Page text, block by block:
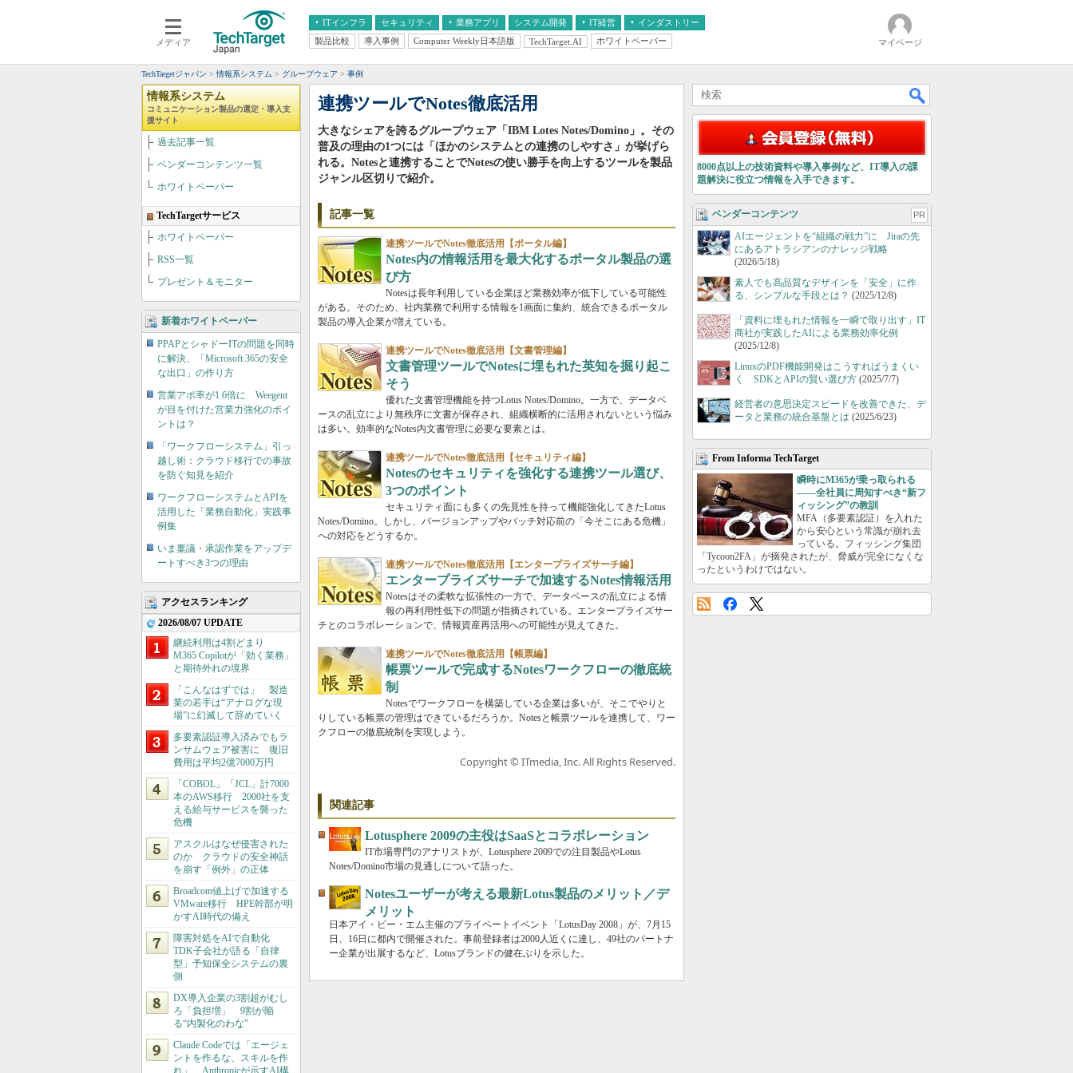
メディア
ITインフラ
クラウド
サーバ＆ストレージ
スマートモバイル
ネットワーク
システム運用管理
セキュリティ 業務アプリ
エンタープライズAI
ERP
データ分析
CX
情報系システム
システム開発 IT経営
経営とIT
インダストリー
医療IT
製品比較 導入事例 Computer Weekly日本語版 TechTarget.AI ホワイトペーパー マイページ
TechTargetジャパン 情報系システム グループウェア 事例
情報系システム
コミュニケーション製品の選定・導入支
援サイト
過去記事一覧
ベンダーコンテンツ一覧
ホワイトペーパー
TechTargetサービス
ホワイトペーパー
RSS一覧
プレゼント＆モニター
新着ホワイトペーパー
PPAPとシャドーITの問題を同時
に解決、「Microsoft 365の安全
な出口」の作り方
営業アポ率が1.6倍に Weegent
が目を付けた営業力強化のポイ
ントは？
「ワークフローシステム」引っ
越し術：クラウド移行での事故
を防ぐ知見を紹介
ワークフローシステムとAPIを
活用した「業務自動化」実践事
例集
いま稟議・承認作業をアップデ
ートすべき3つの理由
アクセスランキング
2026/08/07 UPDATE
継続利用は4割どまり
M365 Copilotが「効く業務」
と期待外れの境界
「こんなはずでは」 製造
業の若手は“アナログな現
場”に幻滅して辞めていく
多要素認証導入済みでもラ
ンサムウェア被害に 復旧
費用は平均2億7000万円
「COBOL」「JCL」計7000
本のAWS移行 2000社を支
える給与サービスを襲った
危機
アスクルはなぜ侵害された
のか クラウドの安全神話
を崩す「例外」の正体
Broadcom値上げで加速する
VMware移行 HPE幹部が明
かすAI時代の備え
障害対処をAIで自動化
TDK子会社が語る「自律
型」予知保全システムの裏
側
DX導入企業の3割超がむし
ろ「負担増」 9割が陥
る“内製化のわな”
Claude Codeでは「エージェ
ントを作るな、スキルを作
れ」 Anthropicが示すAI構
連携ツールでNotes徹底活用
大きなシェアを誇るグループウェア「IBM Lotes Notes/Domino」。その
普及の理由の1つには「ほかのシステムとの連携のしやすさ」が挙げら
れる。Notesと連携することでNotesの使い勝手を向上するツールを製品
ジャンル区切りで紹介。
記事一覧
連携ツールでNotes徹底活用【ポータル編】
Notes内の情報活用を最大化するポータル製品の選
び方
Notesは長年利用している企業ほど業務効率が低下している可能性
がある。そのため、社内業務で利用する情報を1画面に集約、統合できるポータル
製品の導入企業が増えている。
連携ツールでNotes徹底活用【文書管理編】
文書管理ツールでNotesに埋もれた英知を掘り起こ
そう
優れた文書管理機能を持つLotus Notes/Domino。一方で、データベ
ースの乱立により無秩序に文書が保存され、組織横断的に活用されないという悩み
は多い。効率的なNotes内文書管理に必要な要素とは。
連携ツールでNotes徹底活用【セキュリティ編】
Notesのセキュリティを強化する連携ツール選び、
3つのポイント
セキュリティ面にも多くの先見性を持って機能強化してきたLotus
Notes/Domino。しかし、バージョンアップやバッチ対応前の「今そこにある危機」
への対応をどうするか。
連携ツールでNotes徹底活用【エンタープライズサーチ編】
エンタープライズサーチで加速するNotes情報活用
Notesはその柔軟な拡張性の一方で、データベースの乱立による情
報の再利用性低下の問題が指摘されている。エンタープライズサー
チとのコラボレーションで、情報資産再活用への可能性が見えてきた。
連携ツールでNotes徹底活用【帳票編】
帳票ツールで完成するNotesワークフローの徹底統
制
Notesでワークフローを構築している企業は多いが、そこでやりと
りしている帳票の管理はできているだろうか。Notesと帳票ツールを連携して、ワー
クフローの徹底統制を実現しよう。
Copyright © ITmedia, Inc. All Rights Reserved.
関連記事
Lotusphere 2009の主役はSaaSとコラボレーション
IT市場専門のアナリストが、Lotusphere 2009での注目製品やLotus
Notes/Domino市場の見通しについて語った。
Notesユーザーが考える最新Lotus製品のメリット／デ
メリット
日本アイ・ビー・エム主催のプライベートイベント「LotusDay 2008」が、7月15
日、16日に都内で開催された。事前登録者は2000人近くに達し、49社のパートナ
ー企業が出展するなど、Lotusブランドの健在ぶりを示した。
8000点以上の技術資料や導入事例など、IT導入の課
題解決に役立つ情報を入手できます。
ベンダーコンテンツ PR
AIエージェントを“組織の戦力”に Jiraの先
にあるアトラシアンのナレッジ戦略
(2026/5/18)
素人でも高品質なデザインを「安全」に作
る、シンプルな手段とは？ (2025/12/8)
「資料に埋もれた情報を一瞬で取り出す」IT
商社が実践したAIによる業務効率化例
(2025/12/8)
LinuxのPDF機能開発はこうすればうまくい
く SDKとAPIの賢い選び方 (2025/7/7)
経営者の意思決定スピードを改善できた、デ
ータと業務の統合基盤とは (2025/6/23)
From Informa TechTarget
瞬時にM365が乗っ取られる
――全社員に周知すべき“新フ
ィッシング”の教訓
MFA（多要素認証）を入れた
から安心という常識が崩れ去
っている。フィッシング集団
「Tycoon2FA」が摘発されたが、脅威が完全になくな
ったというわけではない。